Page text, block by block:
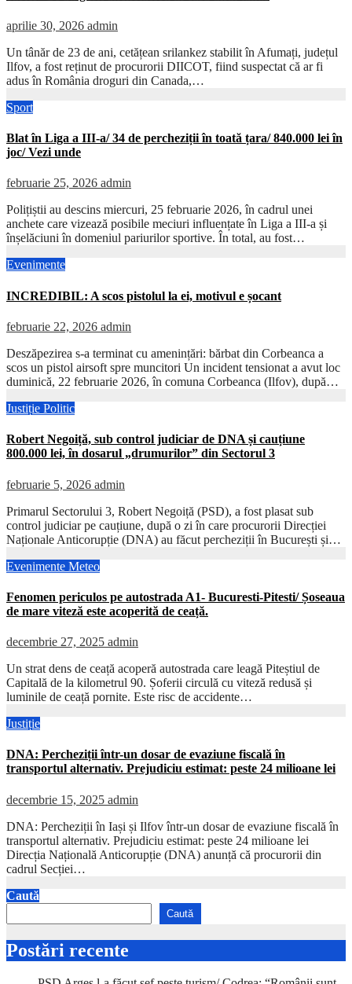
aprilie 30, 2026 admin
Un tânăr de 23 de ani, cetățean srilankez stabilit în Afumați, județul
Ilfov, a fost reținut de procurorii DIICOT, fiind suspectat că ar fi
adus în România droguri din Canada,…
Sport
Blat în Liga a III-a/ 34 de percheziții în toată țara/ 840.000 lei în
joc/ Vezi unde
februarie 25, 2026 admin
Polițiștii au descins miercuri, 25 februarie 2026, în cadrul unei
anchete care vizează posibile meciuri influențate în Liga a III-a și
înșelăciuni în domeniul pariurilor sportive. În total, au fost…
Evenimente
INCREDIBIL: A scos pistolul la ei, motivul e șocant
februarie 22, 2026 admin
Deszăpezirea s-a terminat cu amenințări: bărbat din Corbeanca a
scos un pistol airsoft spre muncitori Un incident tensionat a avut loc
duminică, 22 februarie 2026, în comuna Corbeanca (Ilfov), după…
Justiție Politic
Robert Negoiță, sub control judiciar de DNA și cauțiune
800.000 lei, în dosarul „drumurilor” din Sectorul 3
februarie 5, 2026 admin
Primarul Sectorului 3, Robert Negoiță (PSD), a fost plasat sub
control judiciar pe cauțiune, după o zi în care procurorii Direcției
Naționale Anticorupție (DNA) au făcut percheziții în București și…
Evenimente Meteo
Fenomen periculos pe autostrada A1- Bucuresti-Pitesti/ Șoseaua
de mare viteză este acoperită de ceață.
decembrie 27, 2025 admin
Un strat dens de ceață acoperă autostrada care leagă Piteștiul de
Capitală de la kilometrul 90. Șoferii circulă cu viteză redusă și
luminile de ceață pornite. Este risc de accidente…
Justiție
DNA: Percheziții într-un dosar de evaziune fiscală în
transportul alternativ. Prejudiciu estimat: peste 24 milioane lei
decembrie 15, 2025 admin
DNA: Percheziții în Iași și Ilfov într-un dosar de evaziune fiscală în
transportul alternativ. Prejudiciu estimat: peste 24 milioane lei
Direcția Națională Anticorupție (DNA) anunță că procurorii din
cadrul Secției…
Caută
Caută
Postări recente